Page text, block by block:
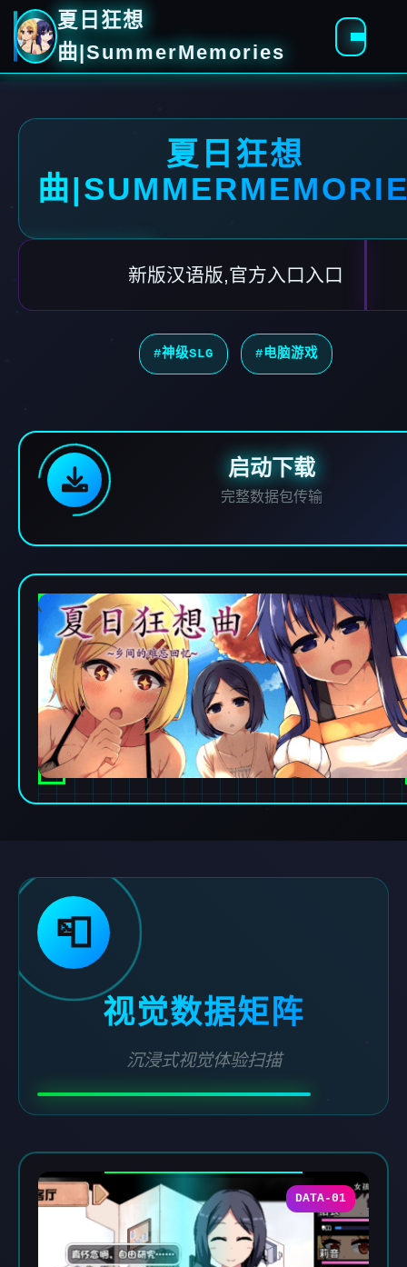
夏日狂想
曲|SummerMemories
夏日狂想
曲
新版汉语版,官方入口入口
#神级SLG #电脑游戏
启动下载
完整数据包传输
📮
视觉数据矩阵
沉浸式视觉体验扫描
DATA-01